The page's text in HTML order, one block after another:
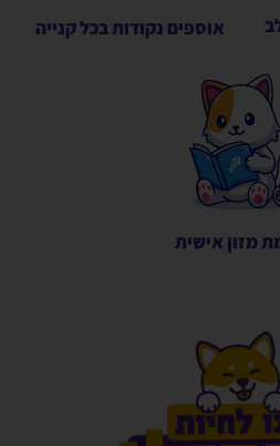
אוספים נקודות בכל קנייה
מזון אישית